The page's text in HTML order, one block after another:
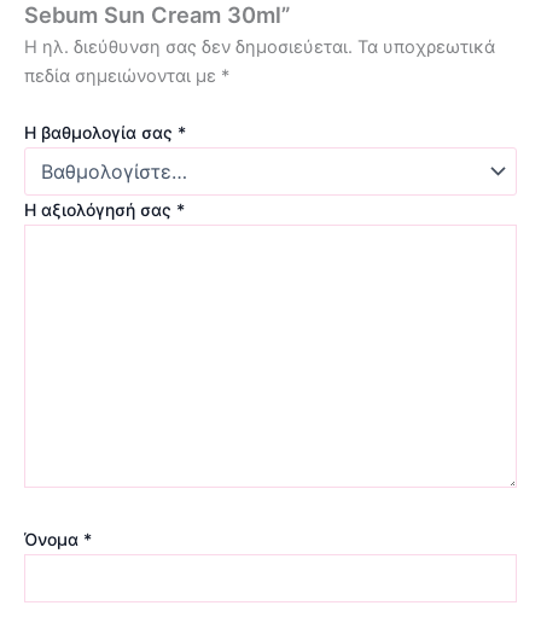
Sebum Sun Cream 30ml”
Η ηλ. διεύθυνση σας δεν δημοσιεύεται. Τα υποχρεωτικά
πεδία σημειώνονται με *
Η βαθμολογία σας *
Η αξιολόγησή σας *
Όνομα *